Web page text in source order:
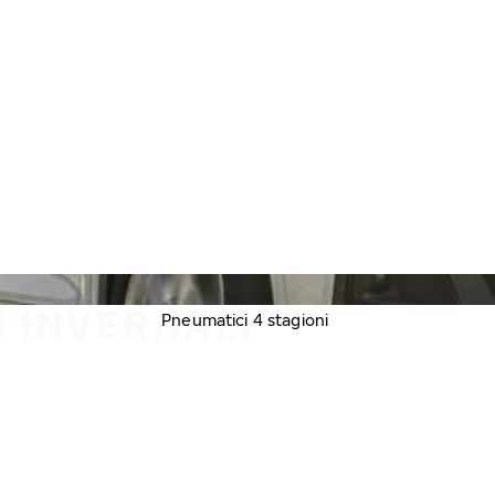
INVERNALI
Pneumatici 4 stagioni